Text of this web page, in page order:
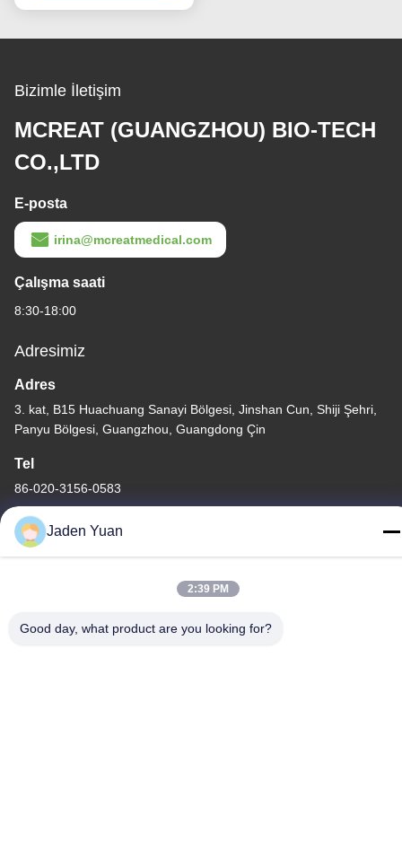
Bizimle İletişim
MCREAT (GUANGZHOU) BIO-TECH
CO.,LTD
E-posta
irina@mcreatmedical.com
Çalışma saati
8:30-18:00
Adresimiz
Adres
3. kat, B15 Huachuang Sanayi Bölgesi, Jinshan Cun, Shiji Şehri,
Panyu Bölgesi, Guangzhou, Guangdong Çin
Tel
86-020-3156-0583
Çin İyi Kalite Kapalı Emme sistemi Tedarikçi. Telif hakkı © -2026
saklıdır.
Jaden Yuan
2:39 PM
Good day, what product are you looking for?